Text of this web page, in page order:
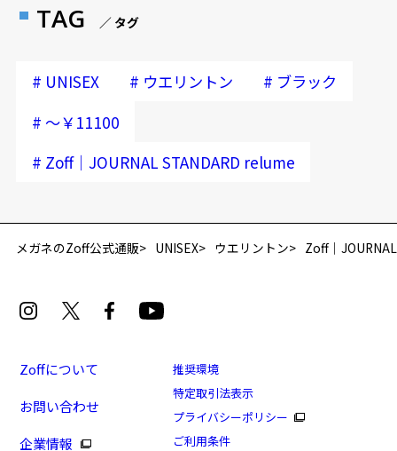
再入荷お知らせメールのお申し込み
Zoff｜JOURNAL STANDARD
relume/SUNCUTGlasses/UV100%CUT
TAG ／ タグ
# UNISEX # ウエリントン # ブラック
# ～￥11100
# Zoff｜JOURNAL STANDARD relume
メガネのZoff公式通販 UNISEX ウエリントン Zoff｜
Zoffについて
お問い合わせ
企業情報
推奨環境
特定取引法表示
プライバシーポリシー
ご利用条件